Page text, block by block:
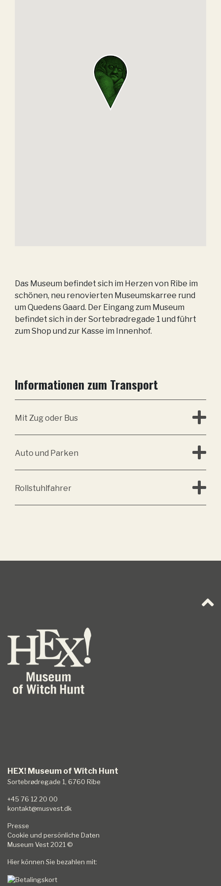
Das Museum befindet sich im Herzen von Ribe im
schönen, neu renovierten Museumskarree rund
um Quedens Gaard. Der Eingang zum Museum
befindet sich in der Sortebrødregade 1 und führt
zum Shop und zur Kasse im Innenhof.
Informationen zum Transport
Mit Zug oder Bus
Auto und Parken
Rollstuhlfahrer
HEX! Museum of Witch Hunt
Sortebrødregade 1, 6760 Ribe
+45 76 12 20 00
kontakt@musvest.dk
Presse
Cookie und persönliche Daten
Museum Vest 2021 ©
Hier können Sie bezahlen mit: